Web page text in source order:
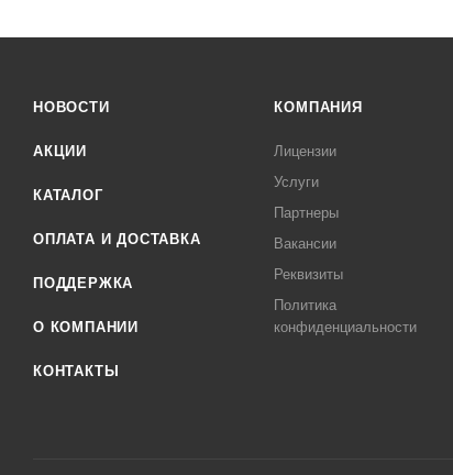
НОВОСТИ
АКЦИИ
КАТАЛОГ
ОПЛАТА И ДОСТАВКА
ПОДДЕРЖКА
О КОМПАНИИ
КОНТАКТЫ
КОМПАНИЯ
Лицензии
Услуги
Партнеры
Вакансии
Реквизиты
Политика
конфиденциальности